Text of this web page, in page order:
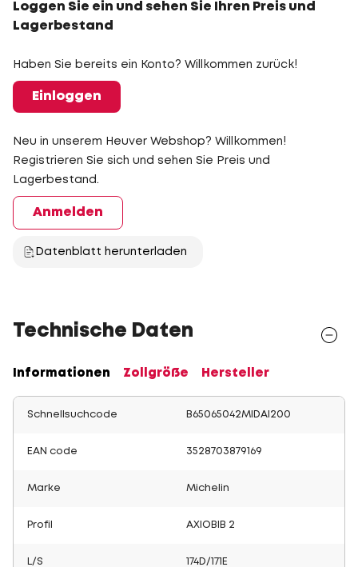
Loggen Sie ein und sehen Sie Ihren Preis und
Lagerbestand
Haben Sie bereits ein Konto? Willkommen zurück!
Einloggen
Neu in unserem Heuver Webshop? Willkommen!
Registrieren Sie sich und sehen Sie Preis und
Lagerbestand.
Anmelden
Datenblatt herunterladen
Technische Daten
Informationen Zollgröße Hersteller
Schnellsuchcode B65065042MIDAI200
EAN code 3528703879169
Marke Michelin
Profil AXIOBIB 2
L/S 174D/171E